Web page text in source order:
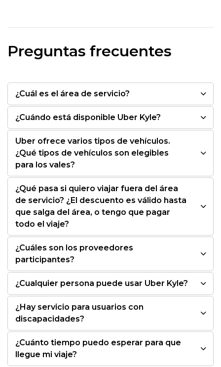
Preguntas frecuentes
¿Cuál es el área de servicio?
¿Cuándo está disponible Uber Kyle?
Uber ofrece varios tipos de vehículos.
¿Qué tipos de vehículos son elegibles
para los vales?
¿Qué pasa si quiero viajar fuera del área
de servicio? ¿El descuento es válido hasta
que salga del área, o tengo que pagar
todo el viaje?
¿Cuáles son los proveedores
participantes?
¿Cualquier persona puede usar Uber Kyle?
¿Hay servicio para usuarios con
discapacidades?
¿Cuánto tiempo puedo esperar para que
llegue mi viaje?